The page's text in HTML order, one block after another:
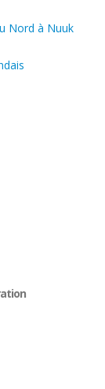
Nord à Nuuk